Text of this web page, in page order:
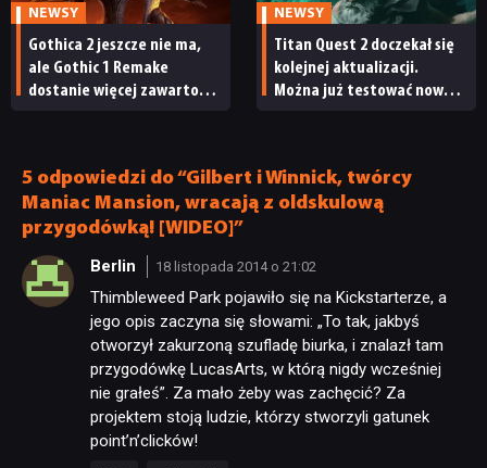
NEWSY
Gothica 2 jeszcze nie ma,
ale Gothic 1 Remake
dostanie więcej zawartości.
NEWSY
Titan Quest 2 doczekał się
kolejnej aktualizacji.
Można już testować nową
5 odpowiedzi do “Gilbert i Winnick, twórcy
Maniac Mansion, wracają z oldskulową
przygodówką! [WIDEO]”
Berlin 18 listopada 2014 o 21:02
Thimbleweed Park pojawiło się na Kickstarterze, a
jego opis zaczyna się słowami: „To tak, jakbyś
otworzył zakurzoną szufladę biurka, i znalazł tam
przygodówkę LucasArts, w którą nigdy wcześniej
nie grałeś”. Za mało żeby was zachęcić? Za
projektem stoją ludzie, którzy stworzyli gatunek
point’n’clicków!